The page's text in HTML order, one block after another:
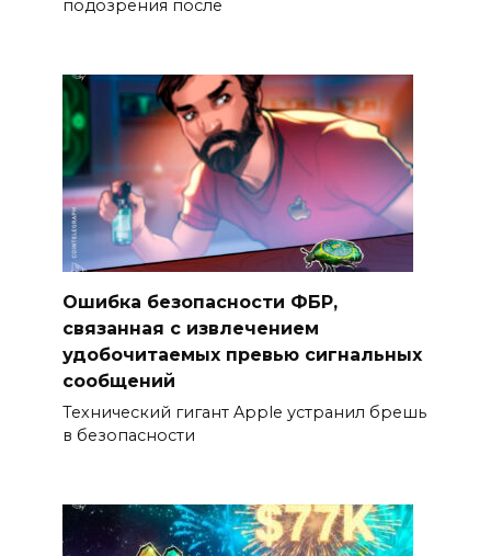
подозрения после
Ошибка безопасности ФБР,
связанная с извлечением
удобочитаемых превью сигнальных
сообщений
Технический гигант Apple устранил брешь
в безопасности